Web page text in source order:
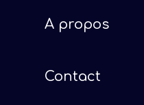
A propos
Contact